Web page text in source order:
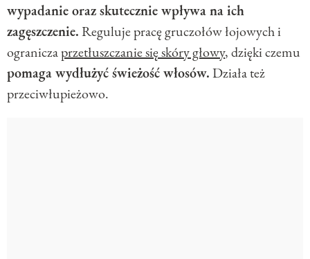
wypadanie oraz skutecznie wpływa na ich
zagęszczenie.Reguluje pracę gruczołów łojowych i
ograniczaprzetłuszczanie się skóry głowy, dzięki czemu
pomaga wydłużyć świeżość włosów.Działa też
przeciwłupieżowo.